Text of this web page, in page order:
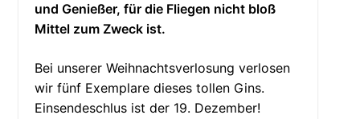
und Genießer, für die Fliegen nicht bloß
Mittel zum Zweck ist.
Bei unserer Weihnachtsverlosung verlosen
wir fünf Exemplare dieses tollen Gins.
Einsendeschlus ist der 19. Dezember!